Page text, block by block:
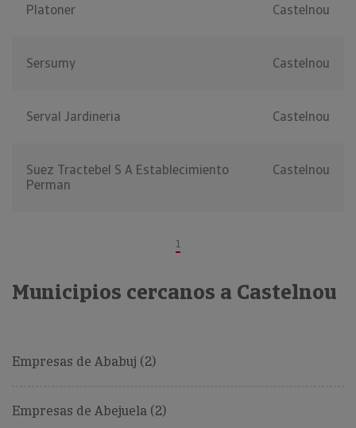
Platoner Castelnou
Sersumy Castelnou
Serval Jardineria Castelnou
Suez Tractebel S A Establecimiento
Perman
Castelnou
1
Municipios cercanos a Castelnou
Empresas de Ababuj (2)
Empresas de Abejuela (2)